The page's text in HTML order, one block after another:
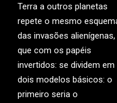
Terra a outros planetas
repete o mesmo
das invasões
que com os papéis
invertidos: se dividem em
dois modelos básicos: o
primeiro seria o